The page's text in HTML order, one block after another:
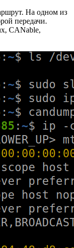
На одном из
передачи.
CANable,